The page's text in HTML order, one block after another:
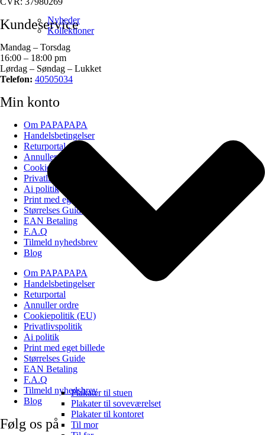
Nyheder
Kollektioner
Plakater til stuen
Plakater til soveværelset
Plakater til kontoret
Til mor
Kundeservice
Mandag – Torsdag
16:00 – 18:00 pm
Lørdag – Søndag – Lukket
Telefon: 40505034
Min konto
Om PAPAPAPA
Handelsbetingelser
Returportal
Annuller ordre
Cookiepolitik (EU)
Privatlivspolitik
Ai politik
Print med eget billede
Størrelses Guide
EAN Betaling
F.A.Q
Tilmeld nyhedsbrev
Blog
Om PAPAPAPA
Handelsbetingelser
Returportal
Annuller ordre
Cookiepolitik (EU)
Privatlivspolitik
Ai politik
Print med eget billede
Størrelses Guide
EAN Betaling
F.A.Q
Tilmeld nyhedsbrev
Blog
Følg os på